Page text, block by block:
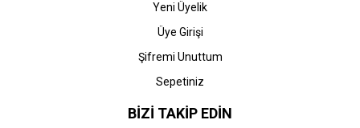
Yeni Üyelik
Üye Girişi
Şifremi Unuttum
Sepetiniz
BİZİ TAKİP EDİN